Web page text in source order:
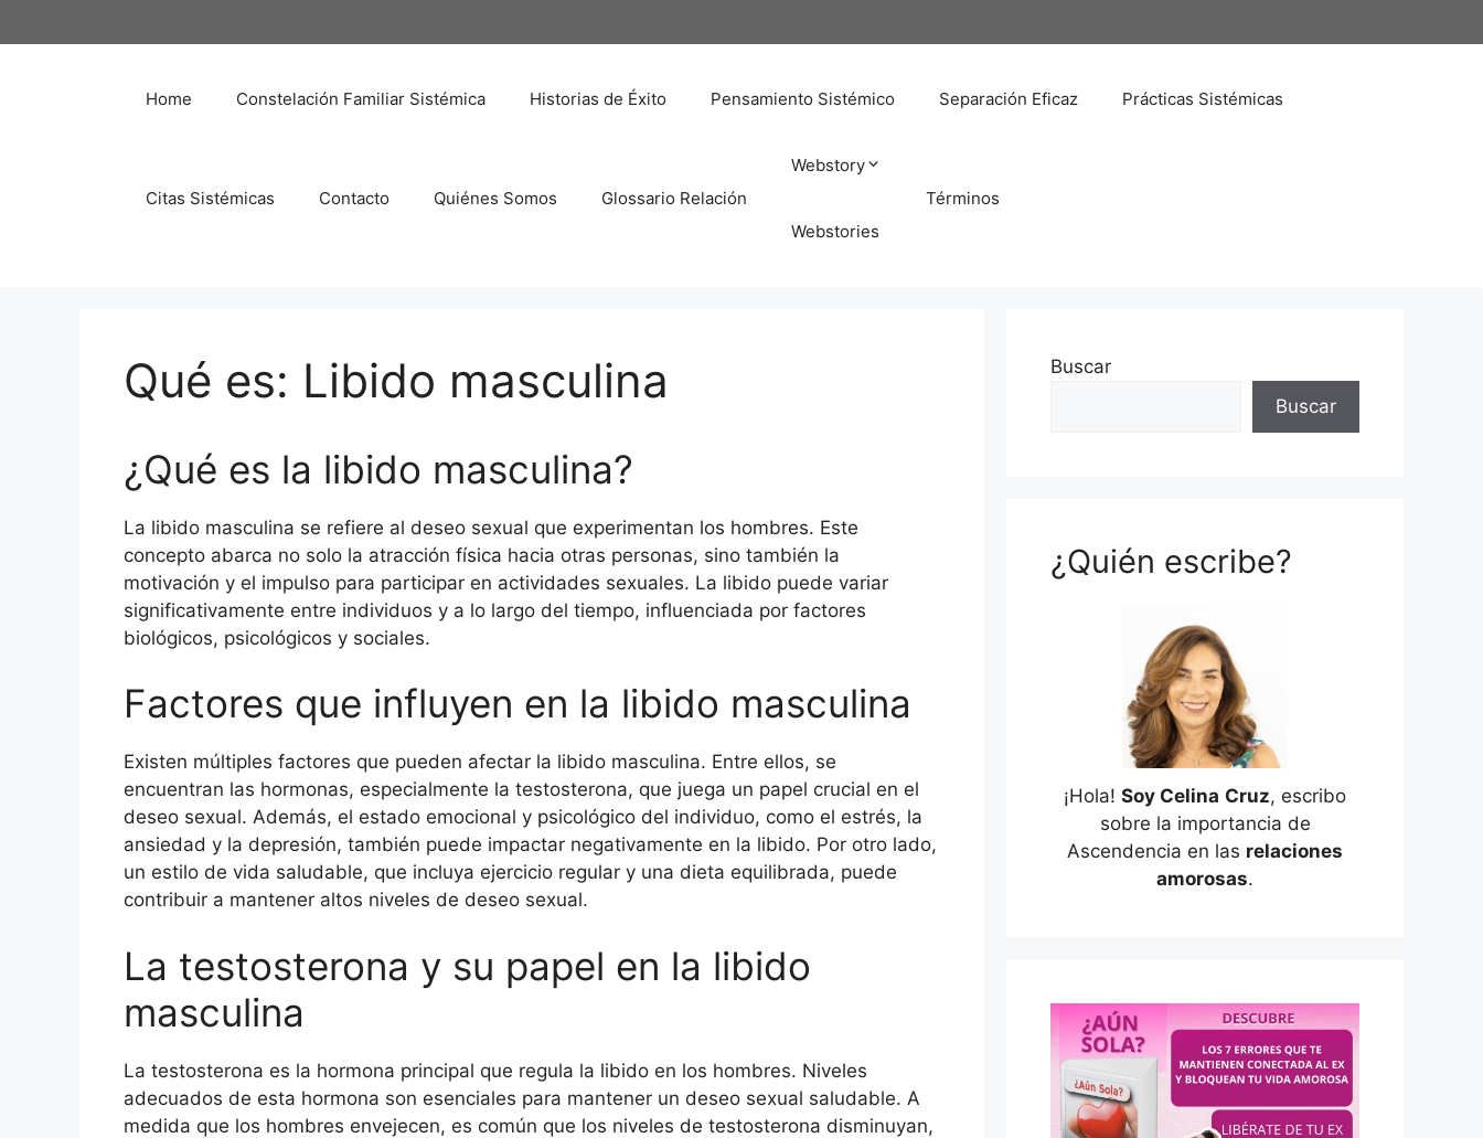
al
Home Constelación Familiar Sistémica Historias de Éxito Pensamiento Sistémico Separación Eficaz Prácticas Sistémicas
Citas Sistémicas Contacto Quiénes Somos Glossario Relación
Webstory
Webstories
Términos
Qué es: Libido masculina
¿Qué es la libido masculina?
La libido masculina se refiere al deseo sexual que experimentan los hombres. Este
concepto abarca no solo la atracción física hacia otras personas, sino también la
motivación y el impulso para participar en actividades sexuales. La libido puede variar
significativamente entre individuos y a lo largo del tiempo, influenciada por factores
biológicos, psicológicos y sociales.
Factores que influyen en la libido masculina
Existen múltiples factores que pueden afectar la libido masculina. Entre ellos, se
encuentran las hormonas, especialmente la testosterona, que juega un papel crucial en el
deseo sexual. Además, el estado emocional y psicológico del individuo, como el estrés, la
ansiedad y la depresión, también puede impactar negativamente en la libido. Por otro lado,
un estilo de vida saludable, que incluya ejercicio regular y una dieta equilibrada, puede
contribuir a mantener altos niveles de deseo sexual.
La testosterona y su papel en la libido
masculina
La testosterona es la hormona principal que regula la libido en los hombres. Niveles
adecuados de esta hormona son esenciales para mantener un deseo sexual saludable. A
medida que los hombres envejecen, es común que los niveles de testosterona disminuyan,
Buscar
Buscar
¿Quién escribe?
¡Hola! Soy Celina Cruz, escribo
sobre la importancia de
Ascendencia en las relaciones
amorosas.